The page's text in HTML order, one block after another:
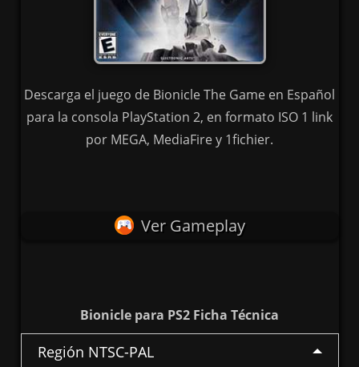
Descarga el juego de Bionicle The Game en Español
para la consola PlayStation 2, en formato ISO 1 link
por MEGA, MediaFire y 1fichier.
Ver Gameplay
Bionicle para PS2 Ficha Técnica
Región NTSC-PAL